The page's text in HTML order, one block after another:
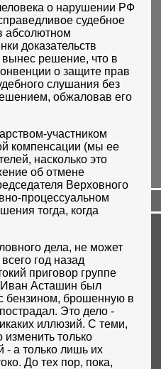
о нарушении РФ
судебное
абсолютном
доказательств
решение, что в
о защите прав
слушания без
обжаловав его
участником
компенсации (мы ее
насколько это
об отмене
Верховного
процессуальном
тогда, когда
дела, не может
год назад
приговор группе
Иван Асташин был
бензином, брошенную в
Это дело -
иллюзий. С теми,
только
- а только лишь их
До тех пор, пока,